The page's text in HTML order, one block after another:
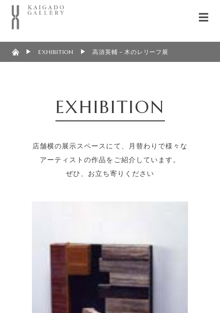
EXHIBITION 高須英輔－木のレリーフ展
EXHIBITION
店舗横の展示スペースにて、月替わりで様々な
アーティストの作品をご紹介しています。
ぜひ、お立ち寄りください